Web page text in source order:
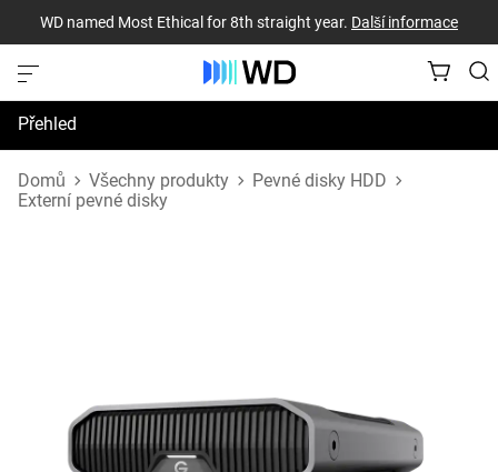
WD named Most Ethical for 8th straight year. Další informace
Přehled
Technické údaje
Domů Všechny produkty
Pevné disky HDD
Externí pevné disky